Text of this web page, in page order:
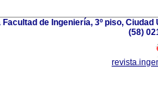
Facultad de Ingeniería, 3º piso,
(58)